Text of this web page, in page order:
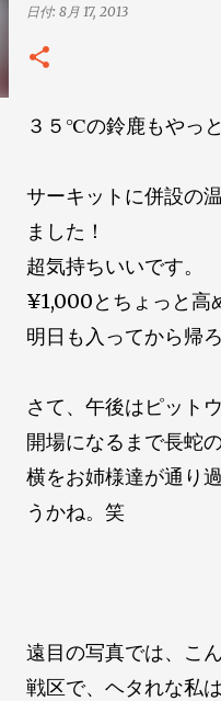
日付: 8月 17, 2013
３５℃の鈴鹿もやっ
サーキットに併設の
ました！
超気持ちいいです。
¥1,000とちょっと高
明日も入ってから帰
さて、午後はピット
開場になるまで長蛇の
横をお姉様達が通り
うかね。笑
遠目の写真では、こ
戦区で、ヘタれな私